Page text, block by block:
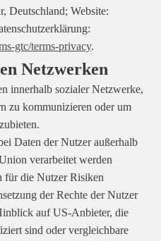
Deutschland; Website:
gtc/terms-privacy.
Netzwerken
innerhalb sozialer Netzwerke,
zu kommunizieren oder um
Daten der Nutzer außerhalb
verarbeitet werden
für die Nutzer Risiken
der Rechte der Nutzer
auf US-Anbieter, die
sind oder vergleichbare